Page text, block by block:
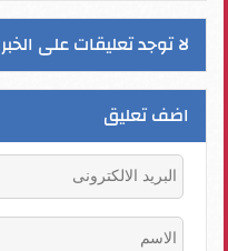
لا توجد تعليقات على الخبر
اضف تعليق